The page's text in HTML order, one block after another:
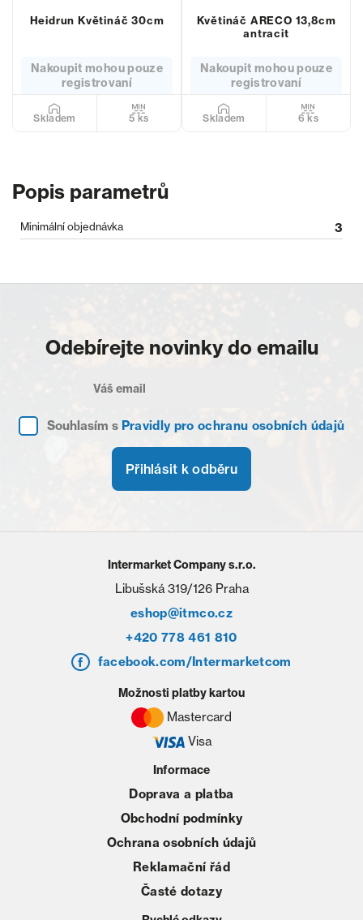
Heidrun Květináč 30cm
Nakoupit mohou pouze
registrovaní
Skladem 5 ks
Květináč ARECO 13,8cm
antracit
Nakoupit mohou pouze
registrovaní
Skladem 6 ks
Popis parametrů
Minimální objednávka 3
Odebírejte novinky do emailu
Souhlasím s Pravidly pro ochranu osobních údajů
Přihlásit k odběru
Intermarket Company s.r.o.
Libušská 319/126 Praha
eshop@itmco.cz
+420 778 461 810
facebook.com/Intermarketcom
Informace
Doprava a platba
Obchodní podmínky
Ochrana osobních údajů
Reklamační řád
Časté dotazy
Možnosti platby kartou
Mastercard
Visa